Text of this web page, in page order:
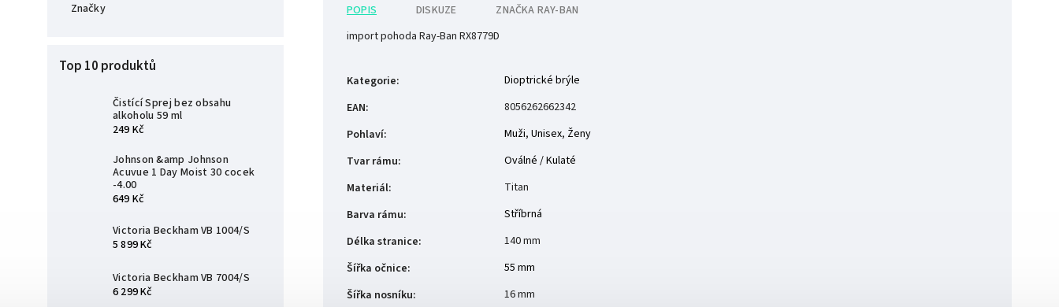
Značky
Top 10 produktů
Čistící Sprej bez obsahu
alkoholu 59 ml
249 Kč
Johnson &amp Johnson
Acuvue 1 Day Moist 30 cocek
-4.00
649 Kč
Victoria Beckham VB 1004/S
5 899 Kč
Victoria Beckham VB 7004/S
6 299 Kč
POPIS DISKUZE ZNAČKA RAY-BAN
import pohoda Ray-Ban RX8779D
Kategorie:
Dioptrické brýle
EAN:
8056262662342
Pohlaví: Muži, Unisex, Ženy
Tvar rámu:
Oválné / Kulaté
Materiál:
Titan
Barva rámu:
Stříbrná
Délka stranice:
140 mm
Šířka očnice:
55 mm
Šířka nosníku: 16 mm